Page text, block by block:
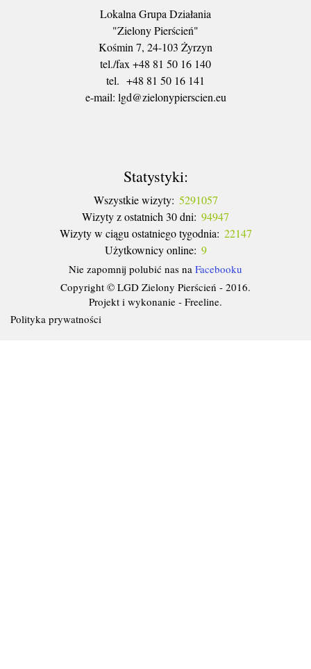
Lokalna Grupa Działania
"Zielony Pierścień"
Kośmin 7, 24-103 Żyrzyn
tel./fax +48 81 50 16 140
tel. +48 81 50 16 141
​e-mail: lgd@zielonypierscien.eu
Statystyki:
Wszystkie wizyty: 5291057
Wizyty z ostatnich 30 dni: 94947
Wizyty w ciągu ostatniego tygodnia: 22147
Użytkownicy online: 9
Nie zapomnij polubić nas na Facebooku
Copyright © LGD Zielony Pierścień - 2016.
Projekt i wykonanie - Freeline.
Polityka prywatności